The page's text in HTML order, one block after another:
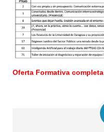
Oferta Formativa completa